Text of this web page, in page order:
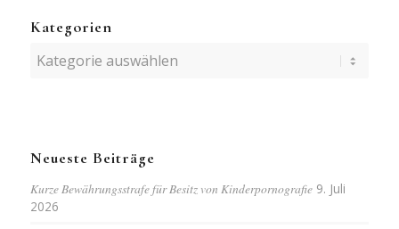
Kategorien
Kategorien
Neueste Beiträge
Kurze Bewährungsstrafe für Besitz von Kinderpornografie 9. Juli
2026